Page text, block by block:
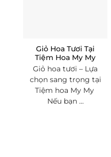
Giỏ Hoa Tươi Tại
Tiệm Hoa My My
Giỏ hoa tươi – Lựa
chọn sang trọng tại
Tiệm hoa My My
Nếu bạn ...